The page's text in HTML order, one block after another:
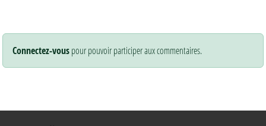
Connectez-vouspour pouvoir participer aux commentaires.